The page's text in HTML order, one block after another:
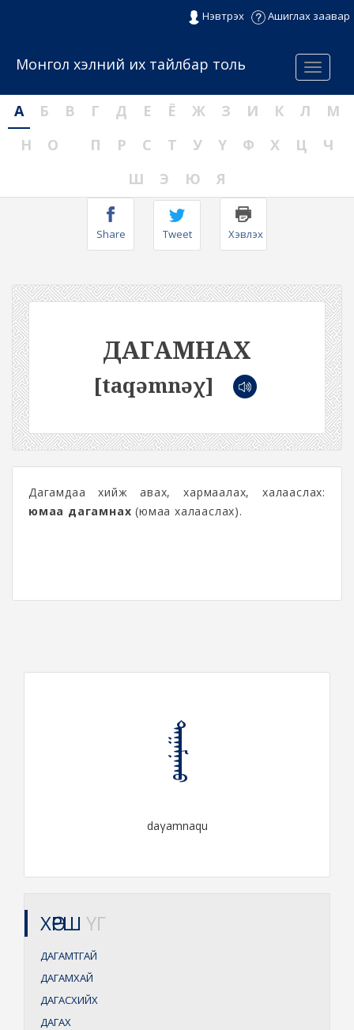
Нэвтрэх Ашиглах заавар
Menu
Монгол хэлний их тайлбар толь
А Б В Г Д Е Ё Ж З И К Л
М
Н
О П Р С Т У Ү Ф Х Ц
Ч
Ш
Э Ю Я
Share Tweet Хэвлэх
ДАГАМНАХ
[taqəmnəχ]
Дагамдаа хийж авах, хармаалах, халааслах:
юмаа дагамнах (юмаа халааслах).
ᠳᠠᠭᠠᠮᠨᠠᠬᠤ
daγamnaqu
ХӨРШ ҮГ
ДАГАМТГАЙ
ДАГАМХАЙ
ДАГАСХИЙХ
ДАГАХ